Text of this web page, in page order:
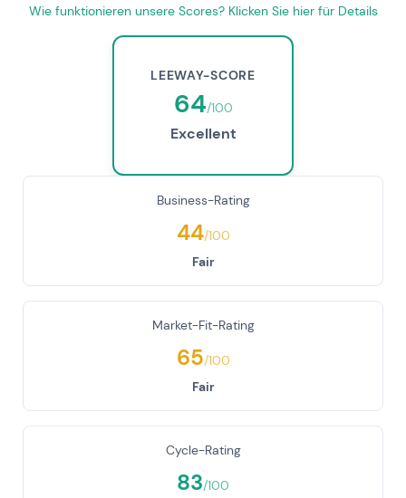
Wie funktionieren unsere Scores? Klicken Sie hier für Details
LEEWAY-SCORE
64/100
Excellent
Business-Rating
44/100
Fair
Market-Fit-Rating
65/100
Fair
Cycle-Rating
83/100